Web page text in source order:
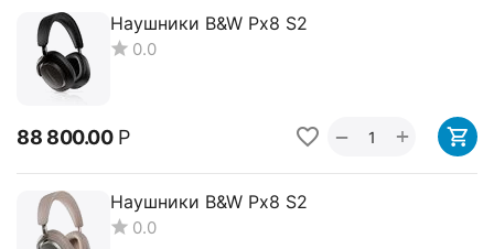
Наушники B&W Px8 S2
0.0
88 800.00 Р +
−
Наушники B&W Px8 S2
0.0